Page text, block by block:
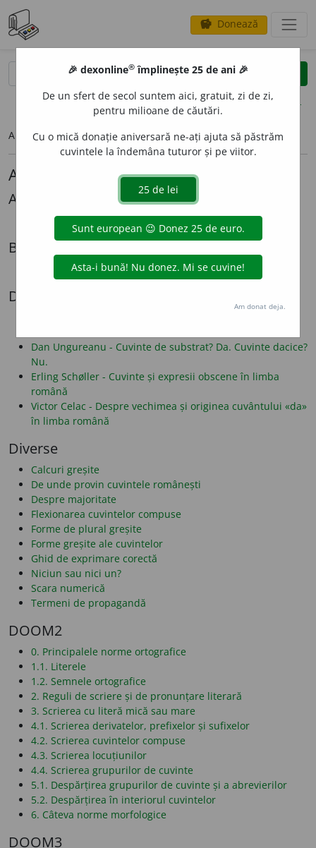
savings Donează
opțiuni
Articolul pe care îl căutați nu există.
Alte articole lingvistice
Alexandru Graur
Mi-ar *place
Biografii
Radiografia unei expatrieri - Cazul Lazăr Șăineanu
Dezbateri
Dan Ungureanu - Cuvinte de substrat? Da. Cuvinte dacice?
Nu.
Erling Schøller - Cuvinte și expresii obscene în limba
română
Victor Celac - Despre vechimea și originea cuvântului «da»
în limba română
Diverse
Calcuri greșite
De unde provin cuvintele românești
Despre majoritate
Flexionarea cuvintelor compuse
Forme de plural greșite
Forme greșite ale cuvintelor
Ghid de exprimare corectă
Niciun sau nici un?
Scara numerică
Termeni de propagandă
DOOM2
0. Principalele norme ortografice
1.1. Literele
1.2. Semnele ortografice
2. Reguli de scriere și de pronunțare literară
3. Scrierea cu literă mică sau mare
4.1. Scrierea derivatelor, prefixelor și sufixelor
4.2. Scrierea cuvintelor compuse
4.3. Scrierea locuțiunilor
4.4. Scrierea grupurilor de cuvinte
5.1. Despărțirea grupurilor de cuvinte și a abrevierilor
5.2. Despărțirea în interiorul cuvintelor
6. Câteva norme morfologice
DOOM3
🎉 dexonline® împlinește 25 de ani 🎉
De un sfert de secol suntem aici, gratuit, zi de zi,
pentru milioane de căutări.
Cu o mică donație aniversară ne-ați ajuta să păstrăm
cuvintele la îndemâna tuturor și pe viitor.
Am donat deja.